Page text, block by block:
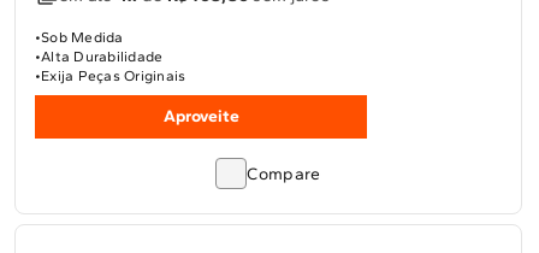
Sob Medida
Alta Durabilidade
Exija Peças Originais
Aproveite
Compare